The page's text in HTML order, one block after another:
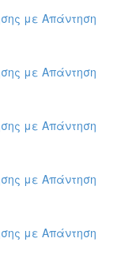
με Απάντηση
με Απάντηση
με Απάντηση
με Απάντηση
με Απάντηση